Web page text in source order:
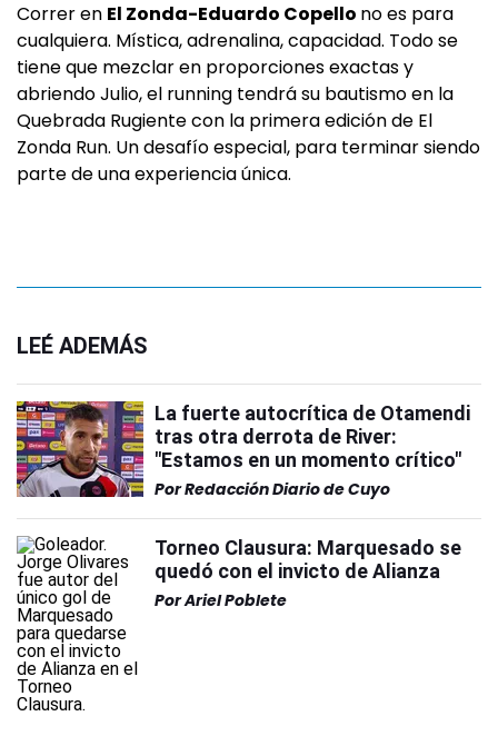
Correr en El Zonda-Eduardo Copello no es para
cualquiera. Mística, adrenalina, capacidad. Todo se
tiene que mezclar en proporciones exactas y
abriendo Julio, el running tendrá su bautismo en la
Quebrada Rugiente con la primera edición de El
Zonda Run. Un desafío especial, para terminar siendo
parte de una experiencia única.
LEÉ ADEMÁS
La fuerte autocrítica de Otamendi
tras otra derrota de River:
"Estamos en un momento crítico"
PorRedacción Diario de Cuyo
Torneo Clausura: Marquesado se
quedó con el invicto de Alianza
PorAriel Poblete